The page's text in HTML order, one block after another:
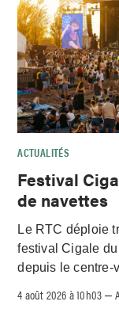
ACTUALITÉS
Festival
de navettes
Le RTC déploie
festival Cigale
depuis le centre-
4 août 2026 à 10h03 –